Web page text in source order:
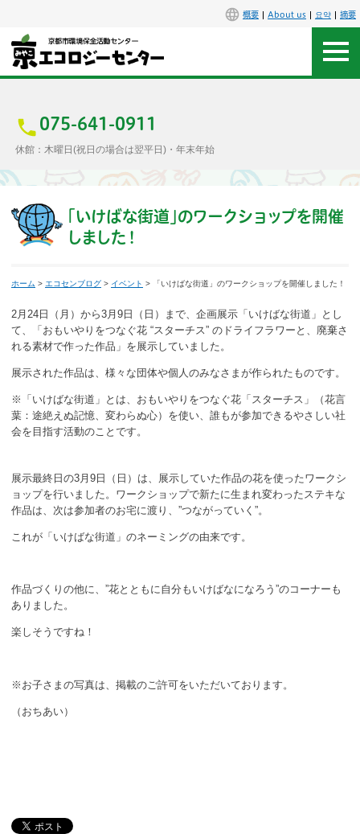
概要 About us 요약 摘要
075-641-0911
休館：木曜日(祝日の場合は翌平日)・年末年始
アクセス
施設案内
イベント
講座
ボランティア
活動支援
一般の方
企業・環境団体の方
エコメイト・京エコサポーターの方
「いけばな街道」のワークショップを開催
しました！
ホーム > エコセンブログ > イベント > 「いけばな街道」のワークショップを開催しました！
2月24日（月）から3月9日（日）まで、企画展示「いけばな街道」とし
て、「おもいやりをつなぐ花 “スターチス” のドライフラワーと、廃棄さ
れる素材で作った作品」を展示していました。
展示された作品は、様々な団体や個人のみなさまが作られたものです。
※「いけばな街道」とは、おもいやりをつなぐ花「スターチス」（花⾔
葉：途絶えぬ記憶、変わらぬ⼼）を使い、誰もが参加できるやさしい社
会を⽬指す活動のことです。
展示最終日の3月9日（日）は、展示していた作品の花を使ったワークシ
ョップを行いました。ワークショップで新たに生まれ変わったステキな
作品は、次は参加者のお宅に渡り、”つながっていく”。
これが「いけばな街道」のネーミングの由来です。
作品づくりの他に、”花とともに自分もいけばなになろう”のコーナーも
ありました。
楽しそうですね！
※お子さまの写真は、掲載のご許可をいただいております。
（おちあい）